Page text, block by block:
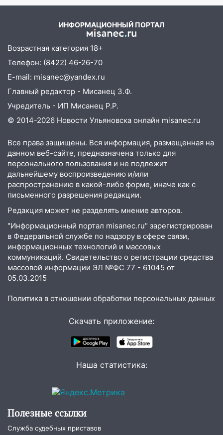
17:16 В реанимацию Ульяновской
областной больницы поступили шесть
новых аппаратов ИВЛ
16:51 В Чердаклинском районе
ремонтируют дороги, ставят остановки
и проводят новое освещение
16:35 В Ульяновске установили ещё
девять бункеров для крупногабаритного
мусора
матч «Волги» под открытым небом
16:12 В Ульяновском госуниверситете
разработают отечественный прибор для
цифровой ПЦР
15:47 Ульяновцы могут вернуть деньги
за абонементы закрывшегося фитнес-
клуба «Рекорд-Fitness»
15:34 После вмешательства
прокуратуры в селах Ульяновской
области привели в порядок детские
площадки
капремонт школы в селе Кивать
В Кузоватово после прокурорской
пешеходных переходах
На проспекте Гая в Ульяновске
запретили остановку автомобилей на
В Новом городе 8 августа пройдет
большой фестиваль «Наше время» с
ИНФОРМАЦИОННЫЙ ПОРТАЛ
Возрастная категория 18+
Телефон: (8422) 46-26-70
E-mail: misanec@yandex.ru
Главный редактор - Мисанец З.Ф.
Учредитель - ИП Мисанец Р.Р.
© 2014-2026 Новости Ульяновска онлайн misanec.ru
Все права защищены. Вся информация, размещенная на
данном веб-сайте, предназначена только для
персонального пользования и не подлежит
дальнейшему воспроизведению и/или
распространению в какой-либо форме, иначе как с
письменного разрешения редакции.
Редакция может не разделять мнение авторов.
"Информационный портал misanec.ru" зарегистрирован
в Федеральной службе по надзору в сфере связи,
информационных технологий и массовых
коммуникаций. Свидетельство о регистрации средства
массовой информации ЭЛ №ФС 77 - 61045 от
05.03.2015
Политика в отношении обработки персональных данных
Скачать приложение:
Наша статистика:
Полезные ссылки
Служба судебных приставов